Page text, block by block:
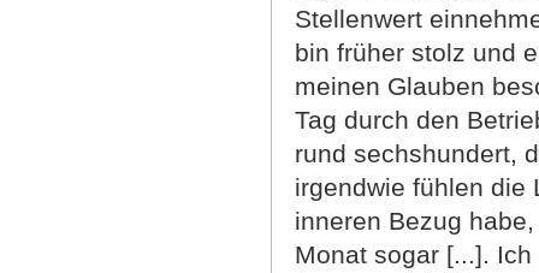
Stellenwert
bin früher stolz und
meinen Glauben
Tag durch den
rund sechshundert,
irgendwie fühlen die
inneren Bezug
Monat sogar [...].